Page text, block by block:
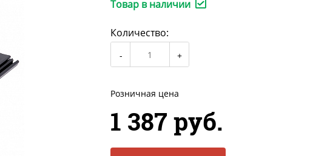
Товар в наличии
Количество:
Розничная цена
1 387 руб.